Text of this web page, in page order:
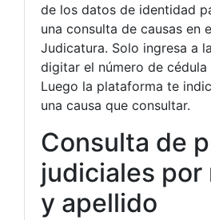
de los datos de identidad
una consulta de causas en
Judicatura. Solo ingresa a
digitar el número de cédula
Luego la plataforma te
una causa que consultar.
Consulta de
judiciales por
y apellido